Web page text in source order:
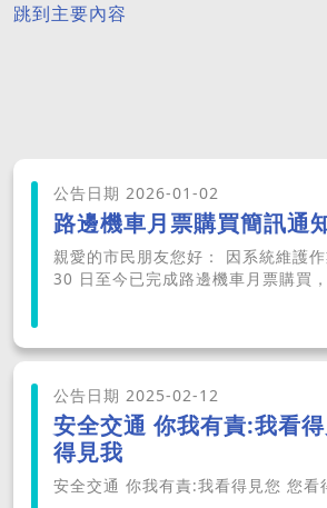
跳到主要內容
公告日期 2026-01-02
路邊機車月票購買簡訊通
親愛的市民朋友您好： 因系統維護
30 日至今已完成路邊機車月票購買
https://monthtkt.pma.gov.tw/
造成不便，敬請見諒，感謝您的理解
公告日期 2025-02-12
安全交通 你我有責:我看
得見我
安全交通 你我有責:我看得見您 您看